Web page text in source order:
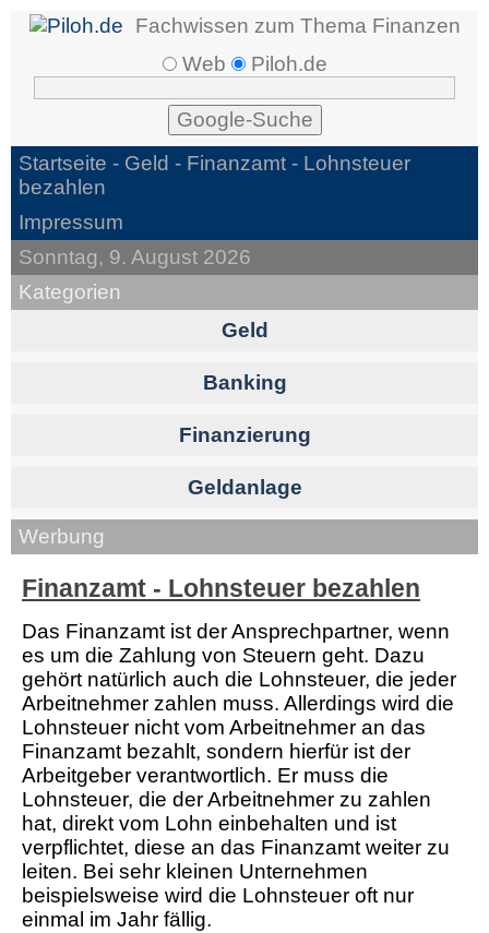
Fachwissen zum Thema Finanzen
Web
Piloh.de
Startseite - Geld - Finanzamt - Lohnsteuer
bezahlen
Impressum
Sonntag, 9. August 2026
Kategorien
Geld
Banking
Finanzierung
Geldanlage
Werbung
Finanzamt - Lohnsteuer bezahlen
Das Finanzamt ist der Ansprechpartner, wenn
es um die Zahlung von Steuern geht. Dazu
gehört natürlich auch die Lohnsteuer, die jeder
Arbeitnehmer zahlen muss. Allerdings wird die
Lohnsteuer nicht vom Arbeitnehmer an das
Finanzamt bezahlt, sondern hierfür ist der
Arbeitgeber verantwortlich. Er muss die
Lohnsteuer, die der Arbeitnehmer zu zahlen
hat, direkt vom Lohn einbehalten und ist
verpflichtet, diese an das Finanzamt weiter zu
leiten. Bei sehr kleinen Unternehmen
beispielsweise wird die Lohnsteuer oft nur
einmal im Jahr fällig.